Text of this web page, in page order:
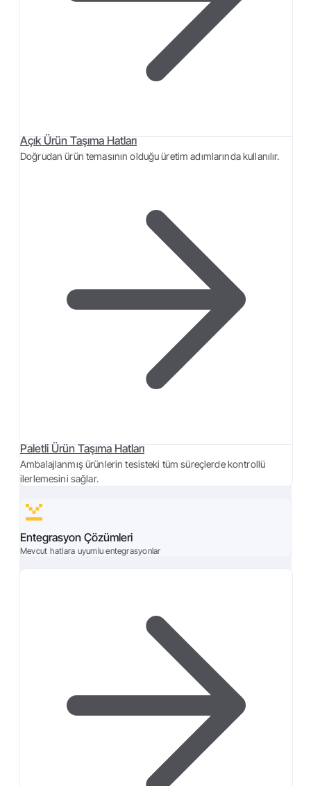
Açık Ürün Taşıma Hatları
Doğrudan ürün temasının olduğu üretim adımlarında kullanılır.
Paletli Ürün Taşıma Hatları
Ambalajlanmış ürünlerin tesisteki tüm süreçlerde kontrollü
ilerlemesini sağlar.
Entegrasyon Çözümleri
Mevcut hatlara uyumlu entegrasyonlar